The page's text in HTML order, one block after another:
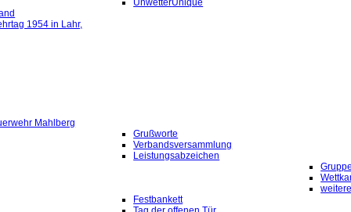
UnwetterUnique
1954 in Lahr,
Mahlberg
Grußworte
Verbandsversammlung
Leistungsabzeichen
Festbankett